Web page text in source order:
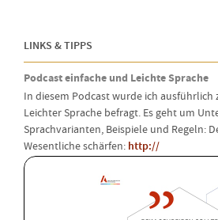
LINKS & TIPPS
Podcast einfache und Leichte Sprache
In diesem Podcast wurde ich ausführlich
Leichter Sprache befragt. Es geht um
Sprachvarianten, Beispiele und Regeln:
Wesentliche schärfen: http://